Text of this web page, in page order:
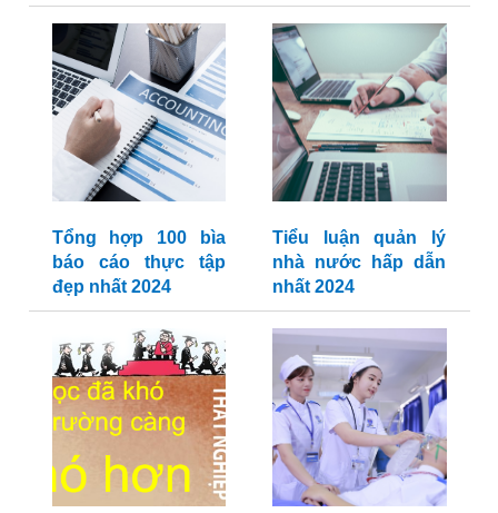
Tổng hợp 100 bìa
báo cáo thực tập
đẹp nhất 2024
Tiểu luận quản lý
nhà nước hấp dẫn
nhất 2024